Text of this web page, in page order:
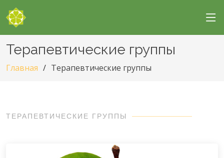
Терапевтические группы
Главная Терапевтические группы
ТЕРАПЕВТИЧЕСКИЕ ГРУППЫ